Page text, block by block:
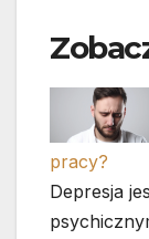
pracy?
Depresja